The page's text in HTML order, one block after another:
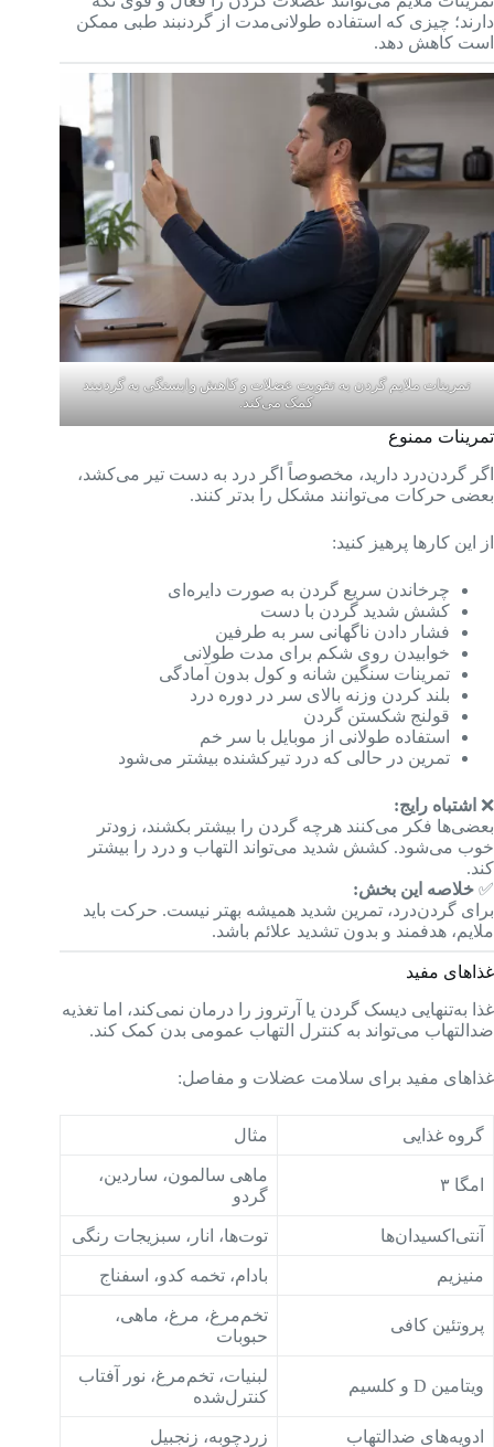
دارند؛ چیزی که استفاده طولانی‌مدت از گردنبند طبی ممکن
است کاهش دهد.
تمرینات ملایم گردن به تقویت عضلات و کاهش وابستگی به گردنبند
کمک می‌کند.
تمرینات ممنوع
اگر گردن‌درد دارید، مخصوصاً اگر درد به دست تیر می‌کشد،
بعضی حرکات می‌توانند مشکل را بدتر کنند.
از این کارها پرهیز کنید:
چرخاندن سریع گردن به صورت دایره‌ای
کشش شدید گردن با دست
فشار دادن ناگهانی سر به طرفین
خوابیدن روی شکم برای مدت طولانی
تمرینات سنگین شانه و کول بدون آمادگی
بلند کردن وزنه بالای سر در دوره درد
قولنج شکستن گردن
استفاده طولانی از موبایل با سر خم
تمرین در حالی که درد تیرکشنده بیشتر می‌شود
❌ اشتباه رایج:
بعضی‌ها فکر می‌کنند هرچه گردن را بیشتر بکشند، زودتر
خوب می‌شود. کشش شدید می‌تواند التهاب و درد را بیشتر
کند.
✅ خلاصه این بخش:
برای گردن‌درد، تمرین شدید همیشه بهتر نیست. حرکت باید
ملایم، هدفمند و بدون تشدید علائم باشد.
غذاهای مفید
غذا به‌تنهایی دیسک گردن یا آرتروز را درمان نمی‌کند، اما تغذیه
ضدالتهاب می‌تواند به کنترل التهاب عمومی بدن کمک کند.
غذاهای مفید برای سلامت عضلات و مفاصل:
گروه غذایی مثال
امگا ۳
ماهی سالمون، ساردین،
گردو
آنتی‌اکسیدان‌ها توت‌ها، انار، سبزیجات رنگی
منیزیم بادام، تخمه کدو، اسفناج
پروتئین کافی
تخم‌مرغ، مرغ، ماهی،
حبوبات
ویتامین D و کلسیم
لبنیات، تخم‌مرغ، نور آفتاب
کنترل‌شده
ادویه‌های ضدالتهاب
زردچوبه، زنجبیل